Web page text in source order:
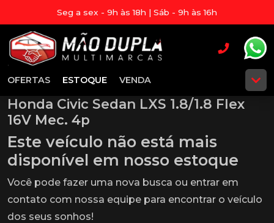
Seg a sex - 9h às 18h | Sáb - 9h às 16h
OFERTAS ESTOQUE VENDA
Honda Civic Sedan LXS 1.8/1.8 Flex
16V Mec. 4p
Este veículo não está mais
disponível em nosso estoque
Você pode fazer uma nova busca ou entrar em
contato com nossa equipe para encontrar o veículo
dos seus sonhos!